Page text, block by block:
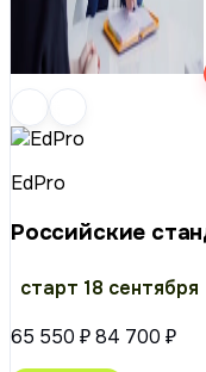
EdPro
Российские
старт 18 сентября
65 550 ₽84 700 ₽